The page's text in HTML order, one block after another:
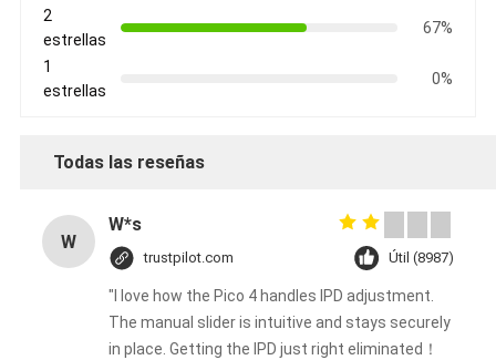
2
estrellas
67%
1
estrellas
0%
Todas las reseñas
W
W*s
trustpilot.com Útil (8987)
"I love how the Pico 4 handles IPD adjustment.
The manual slider is intuitive and stays securely
in place. Getting the IPD just right eliminated！